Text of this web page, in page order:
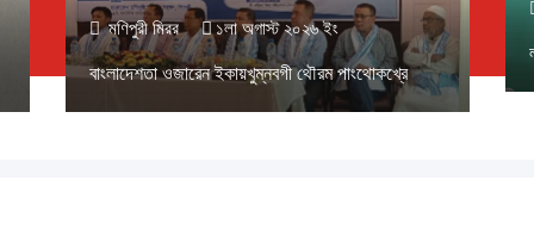
মণিপুরী মিরর ১লা অগাস্ট ২০২৬ ইং
বাংলাদেশতা ওজারেন ইকায়খুম্নবগী থৌরম পাংথোকখ্রে